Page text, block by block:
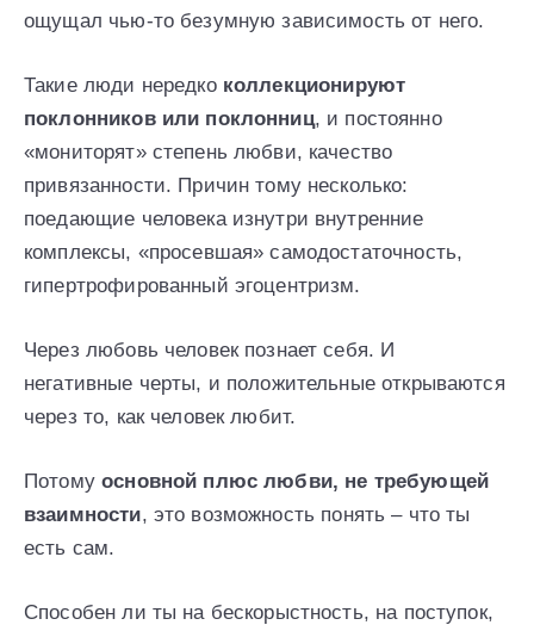
ощущал чью-то безумную зависимость от него.
Такие люди нередко коллекционируют
поклонников или поклонниц, и постоянно
«мониторят» степень любви, качество
привязанности. Причин тому несколько:
поедающие человека изнутри внутренние
комплексы, «просевшая» самодостаточность,
гипертрофированный эгоцентризм.
Через любовь человек познает себя. И
негативные черты, и положительные открываются
через то, как человек любит.
Потомуосновной плюс любви, не требующей
взаимности, это возможность понять – что ты
есть сам.
Способен ли ты на бескорыстность, на поступок,